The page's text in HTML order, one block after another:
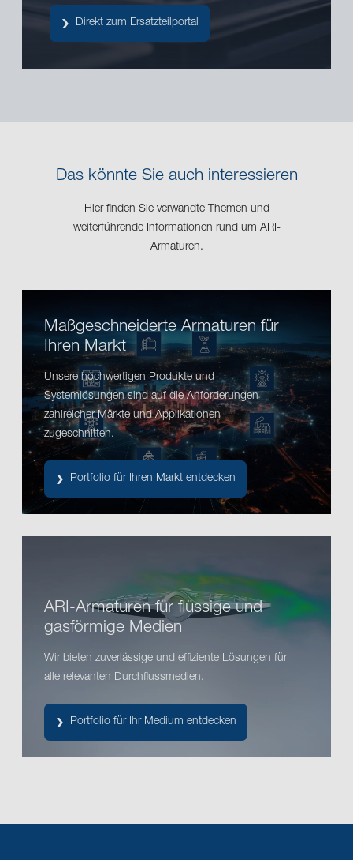
Direkt zum Ersatzteilportal
Das könnte Sie auch interessieren
Hier finden Sie verwandte Themen und
weiterführende Informationen rund um ARI-
Armaturen.
Maßgeschneiderte Armaturen für
Ihren Markt
Unsere hochwertigen Produkte und
Systemlösungen sind auf die Anforderungen
zahlreicher Märkte und Applikationen
zugeschnitten.
Portfolio für Ihren Markt entdecken
ARI-Armaturen für flüssige und
gasförmige Medien
Wir bieten zuverlässige und effiziente Lösungen für
alle relevanten Durchflussmedien.
Portfolio für Ihr Medium entdecken